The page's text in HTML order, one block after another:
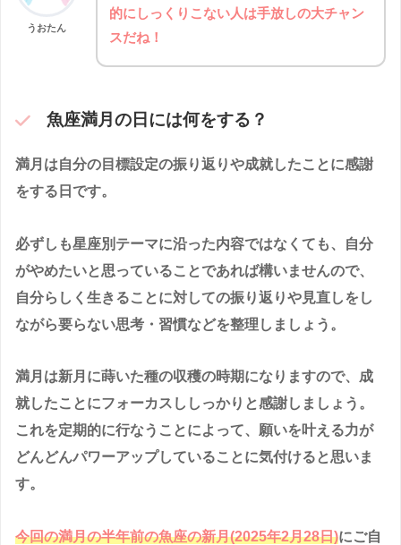
うおたん
的にしっくりこない人は手放しの大チャン
スだね！
魚座満月の日には何をする？
満月は自分の目標設定の振り返りや成就したことに感謝
をする日です。
必ずしも星座別テーマに沿った内容ではなくても、自分
がやめたいと思っていることであれば構いませんので、
自分らしく生きることに対しての振り返りや見直しをし
ながら要らない思考・習慣などを整理しましょう。
満月は新月に蒔いた種の収穫の時期になりますので、成
就したことにフォーカスししっかりと感謝しましょう。
これを定期的に行なうことによって、願いを叶える力が
どんどんパワーアップしていることに気付けると思いま
す。
今回の満月の半年前の魚座の新月(2025年2月28日)にご自